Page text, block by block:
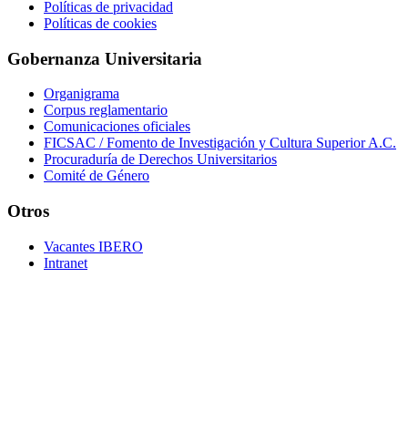
Políticas de privacidad
Políticas de cookies
Gobernanza Universitaria
Organigrama
Corpus reglamentario
Comunicaciones oficiales
FICSAC / Fomento de Investigación y Cultura Superior A.C.
Procuraduría de Derechos Universitarios
Comité de Género
Otros
Vacantes IBERO
Intranet